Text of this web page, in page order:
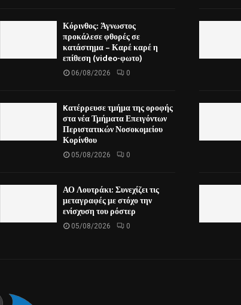
Κόρινθος: Άγνωστος
προκάλεσε φθορές σε
κατάστημα – Καρέ καρέ η
επίθεση (video-φωτο)
06/08/2026 0
Kατέρρευσε τμήμα της οροφής
στα νέα Τμήματα Επειγόντων
Περιστατικών Νοσοκομείου
Κορίνθου
05/08/2026 0
ΑΟ Λουτράκι: Συνεχίζει τις
μεταγραφές με στόχο την
ενίσχυση του ρόστερ
05/08/2026 0